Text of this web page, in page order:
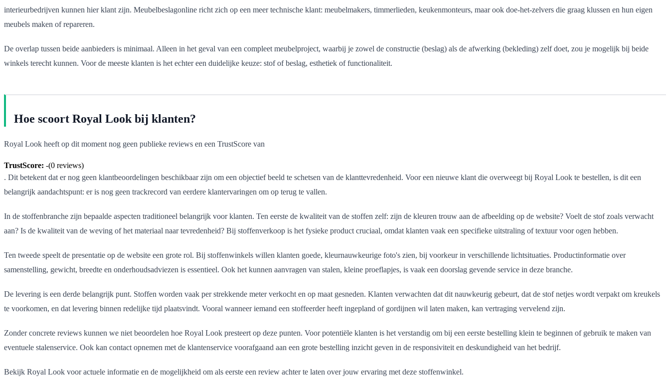
interieurbedrijven kunnen hier klant zijn. Meubelbeslagonline richt zich op een meer technische klant: meubelmakers, timmerlieden, keukenmonteurs, maar ook doe-het-zelvers die graag klussen en hun eigen
meubels maken of repareren.
De overlap tussen beide aanbieders is minimaal. Alleen in het geval van een compleet meubelproject, waarbij je zowel de constructie (beslag) als de afwerking (bekleding) zelf doet, zou je mogelijk bij beide
winkels terecht kunnen. Voor de meeste klanten is het echter een duidelijke keuze: stof of beslag, esthetiek of functionaliteit.
Hoe scoort Royal Look bij klanten?
Royal Look heeft op dit moment nog geen publieke reviews en een TrustScore van
TrustScore: -(0 reviews)
. Dit betekent dat er nog geen klantbeoordelingen beschikbaar zijn om een objectief beeld te schetsen van de klanttevredenheid. Voor een nieuwe klant die overweegt bij Royal Look te bestellen, is dit een
belangrijk aandachtspunt: er is nog geen trackrecord van eerdere klantervaringen om op terug te vallen.
In de stoffenbranche zijn bepaalde aspecten traditioneel belangrijk voor klanten. Ten eerste de kwaliteit van de stoffen zelf: zijn de kleuren trouw aan de afbeelding op de website? Voelt de stof zoals verwacht
aan? Is de kwaliteit van de weving of het materiaal naar tevredenheid? Bij stoffenverkoop is het fysieke product cruciaal, omdat klanten vaak een specifieke uitstraling of textuur voor ogen hebben.
Ten tweede speelt de presentatie op de website een grote rol. Bij stoffenwinkels willen klanten goede, kleurnauwkeurige foto's zien, bij voorkeur in verschillende lichtsituaties. Productinformatie over
samenstelling, gewicht, breedte en onderhoudsadviezen is essentieel. Ook het kunnen aanvragen van stalen, kleine proeflapjes, is vaak een doorslag gevende service in deze branche.
De levering is een derde belangrijk punt. Stoffen worden vaak per strekkende meter verkocht en op maat gesneden. Klanten verwachten dat dit nauwkeurig gebeurt, dat de stof netjes wordt verpakt om kreukels
te voorkomen, en dat levering binnen redelijke tijd plaatsvindt. Vooral wanneer iemand een stoffeerder heeft ingepland of gordijnen wil laten maken, kan vertraging vervelend zijn.
Zonder concrete reviews kunnen we niet beoordelen hoe Royal Look presteert op deze punten. Voor potentiële klanten is het verstandig om bij een eerste bestelling klein te beginnen of gebruik te maken van
eventuele stalenservice. Ook kan contact opnemen met de klantenservice voorafgaand aan een grote bestelling inzicht geven in de responsiviteit en deskundigheid van het bedrijf.
Bekijk Royal Look voor actuele informatie en de mogelijkheid om als eerste een review achter te laten over jouw ervaring met deze stoffenwinkel.